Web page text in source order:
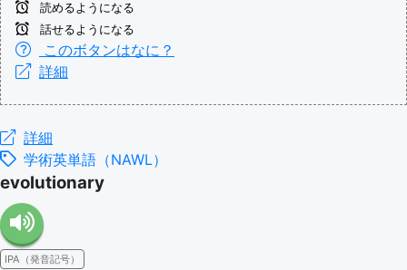
読めるようになる
話せるようになる
このボタンはなに？
詳細
詳細
学術英単語（NAWL）
evolutionary
IPA（発音記号）